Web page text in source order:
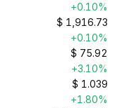
+0.10%
$ 1,916.73
+0.10%
$ 75.92
+3.10%
$ 1.039
+1.80%